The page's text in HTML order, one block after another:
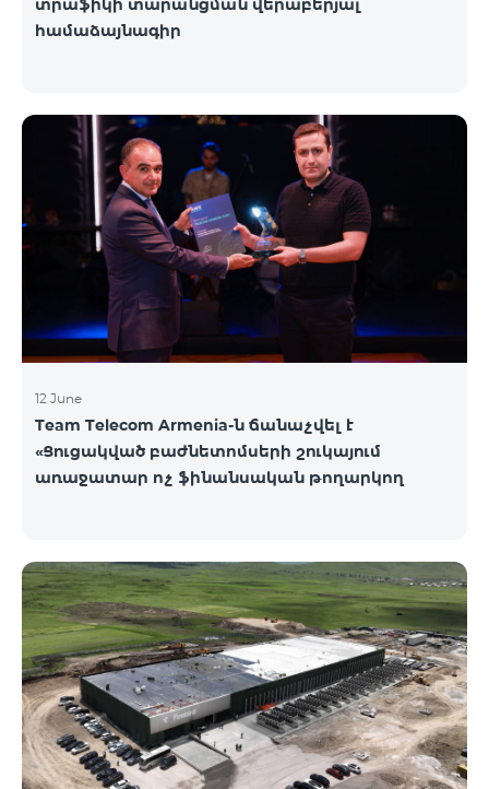
տրաֆիկի տարանցման վերաբերյալ
համաձայնագիր
12 June
Team Telecom Armenia-ն ճանաչվել է
«Ցուցակված բաժնետոմսերի շուկայում
առաջատար ոչ ֆինանսական թողարկող